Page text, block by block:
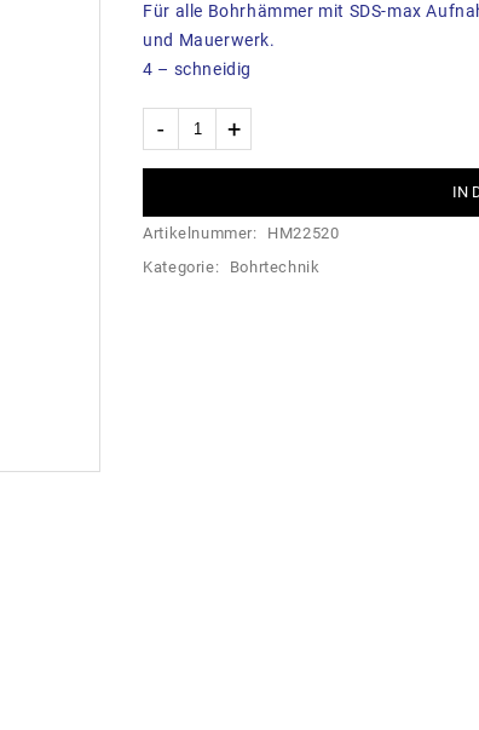
Für alle Bohrhämmer mit SDS-max
und Mauerwerk.
4 – schneidig
IN
Artikelnummer:
HM22520
Kategorie:
Bohrtechnik